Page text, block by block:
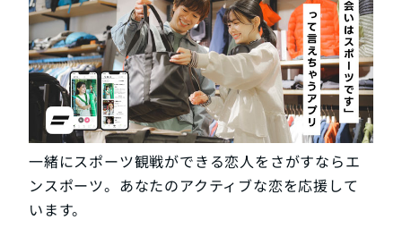
一緒にスポーツ観戦ができる恋人をさがすならエ
ンスポーツ。あなたのアクティブな恋を応援して
います。